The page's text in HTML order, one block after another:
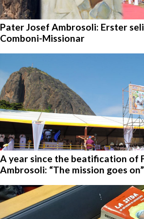
Pater Josef Ambrosoli: Erster
Comboni-Missionar
A year since the beatification of
Ambrosoli: “The mission goes on”